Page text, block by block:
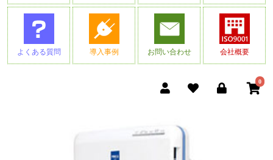
よくある質問 導入事例 お問い合わせ 会社概要
0